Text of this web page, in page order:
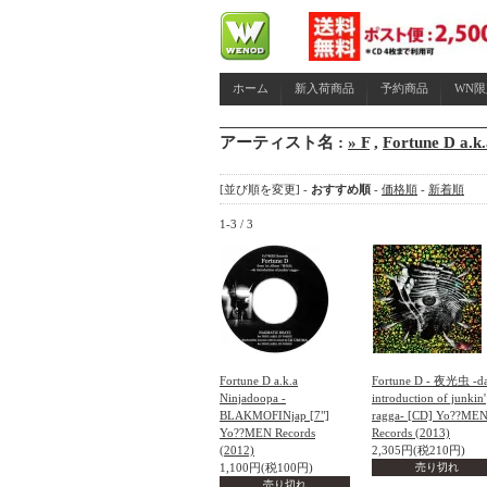
ホーム 新入荷商品 予約商品 WN
アーティスト名 : » F, Fortune D
[並び順を変更] - おすすめ順 - 価格順 - 新着順
1-3 / 3
Fortune D a.k.a
Ninjadoopa -
BLAKMOFINjap [7"]
Yo??MEN Records
(2012)
1,100円(税100円)
売り切れ
Fortune D - 夜光虫 -da
introduction of junkin'
ragga- [CD] Yo??MEN
Records (2013)
2,305円(税210円)
売り切れ